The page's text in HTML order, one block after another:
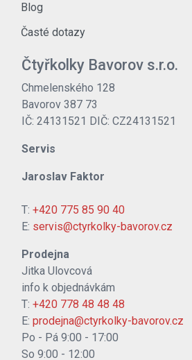
Blog
Časté dotazy
Čtyřkolky Bavorov s.r.o.
Chmelenského 128
Bavorov 387 73
IČ: 24131521 DIČ: CZ24131521
Servis
Jaroslav Faktor
T: +420 775 85 90 40
E: servis@ctyrkolky-bavorov.cz
Prodejna
Jitka Ulovcová
info k objednávkám
T: +420 778 48 48 48
E: prodejna@ctyrkolky-bavorov.cz
Po - Pá 9:00 - 17:00
So 9:00 - 12:00